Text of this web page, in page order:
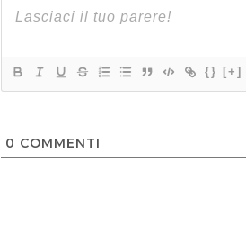
{} [+]
0 COMMENTI